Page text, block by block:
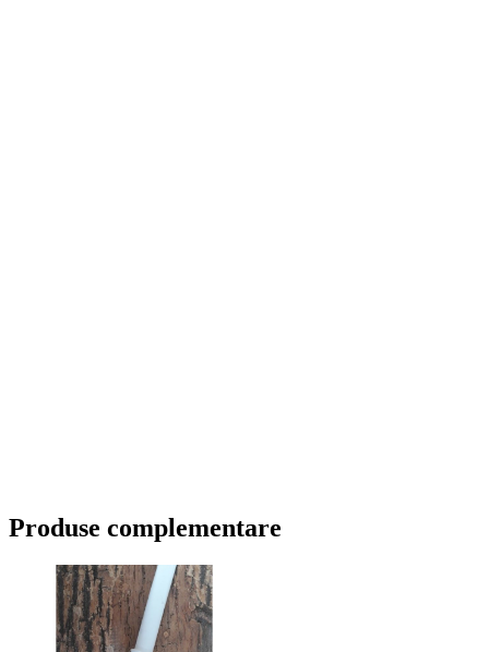
Produse complementare